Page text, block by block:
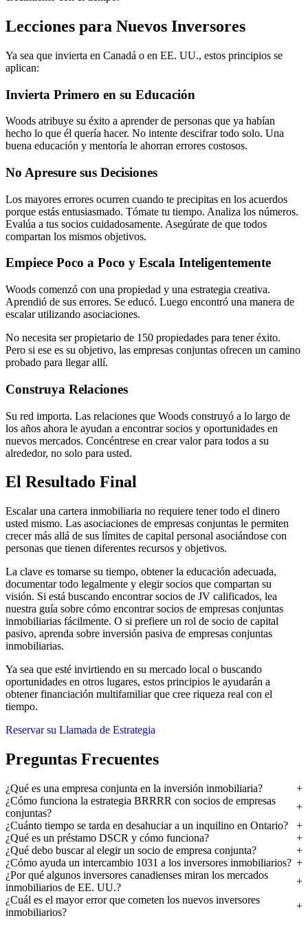
Lecciones para Nuevos Inversores
Ya sea que invierta en Canadá o en EE. UU., estos principios se
aplican:
Invierta Primero en su Educación
Woods atribuye su éxito a aprender de personas que ya habían
hecho lo que él quería hacer. No intente descifrar todo solo. Una
buena educación y mentoría le ahorran errores costosos.
No Apresure sus Decisiones
Los mayores errores ocurren cuando te precipitas en los acuerdos
porque estás entusiasmado. Tómate tu tiempo. Analiza los números.
Evalúa a tus socios cuidadosamente. Asegúrate de que todos
compartan los mismos objetivos.
Empiece Poco a Poco y Escala Inteligentemente
Woods comenzó con una propiedad y una estrategia creativa.
Aprendió de sus errores. Se educó. Luego encontró una manera de
escalar utilizando asociaciones.
No necesita ser propietario de 150 propiedades para tener éxito.
Pero si ese es su objetivo, las empresas conjuntas ofrecen un camino
probado para llegar allí.
Construya Relaciones
Su red importa. Las relaciones que Woods construyó a lo largo de
los años ahora le ayudan a encontrar socios y oportunidades en
nuevos mercados. Concéntrese en crear valor para todos a su
alrededor, no solo para usted.
El Resultado Final
Escalar una cartera inmobiliaria no requiere tener todo el dinero
usted mismo. Las asociaciones de empresas conjuntas le permiten
crecer más allá de sus límites de capital personal asociándose con
personas que tienen diferentes recursos y objetivos.
La clave es tomarse su tiempo, obtener la educación adecuada,
documentar todo legalmente y elegir socios que compartan su
visión. Si está buscando encontrar socios de JV calificados, lea
nuestra guía sobre cómo encontrar socios de empresas conjuntas
inmobiliarias fácilmente. O si prefiere un rol de socio de capital
pasivo, aprenda sobre inversión pasiva de empresas conjuntas
inmobiliarias.
Ya sea que esté invirtiendo en su mercado local o buscando
oportunidades en otros lugares, estos principios le ayudarán a
obtener financiación multifamiliar que cree riqueza real con el
tiempo.
Reservar su Llamada de Estrategia
Preguntas Frecuentes
¿Qué es una empresa conjunta en la inversión inmobiliaria?
¿Cómo funciona la estrategia BRRRR con socios de empresas
conjuntas?
¿Cuánto tiempo se tarda en desahuciar a un inquilino en Ontario?
¿Qué es un préstamo DSCR y cómo funciona?
¿Qué debo buscar al elegir un socio de empresa conjunta?
¿Cómo ayuda un intercambio 1031 a los inversores inmobiliarios?
¿Por qué algunos inversores canadienses miran los mercados
inmobiliarios de EE. UU.?
¿Cuál es el mayor error que cometen los nuevos inversores
inmobiliarios?